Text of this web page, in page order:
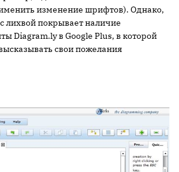
изменение шрифтов). Однако,
с лихвой покрывает наличие
Diagram.ly в Google Plus, в которой
свои пожелания